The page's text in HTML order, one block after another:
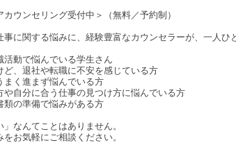
カウンセリング受付中＞（無料／予約制）
事に関する悩みに、経験豊富なカウンセラーが、一人ひ
動で悩んでいる学生さん
、退社や転職に不安を感じている方
く進まず悩んでいる方
自分に合う仕事の見つけ方に悩んでいる方
の準備で悩みがある方
」なんてことはありません。
お気軽にご相談ください。